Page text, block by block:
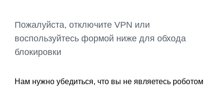
Пожалуйста, отключите VPN или
воспользуйтесь формой ниже для обхода
блокировки
Нам нужно убедиться, что вы не являетесь роботом